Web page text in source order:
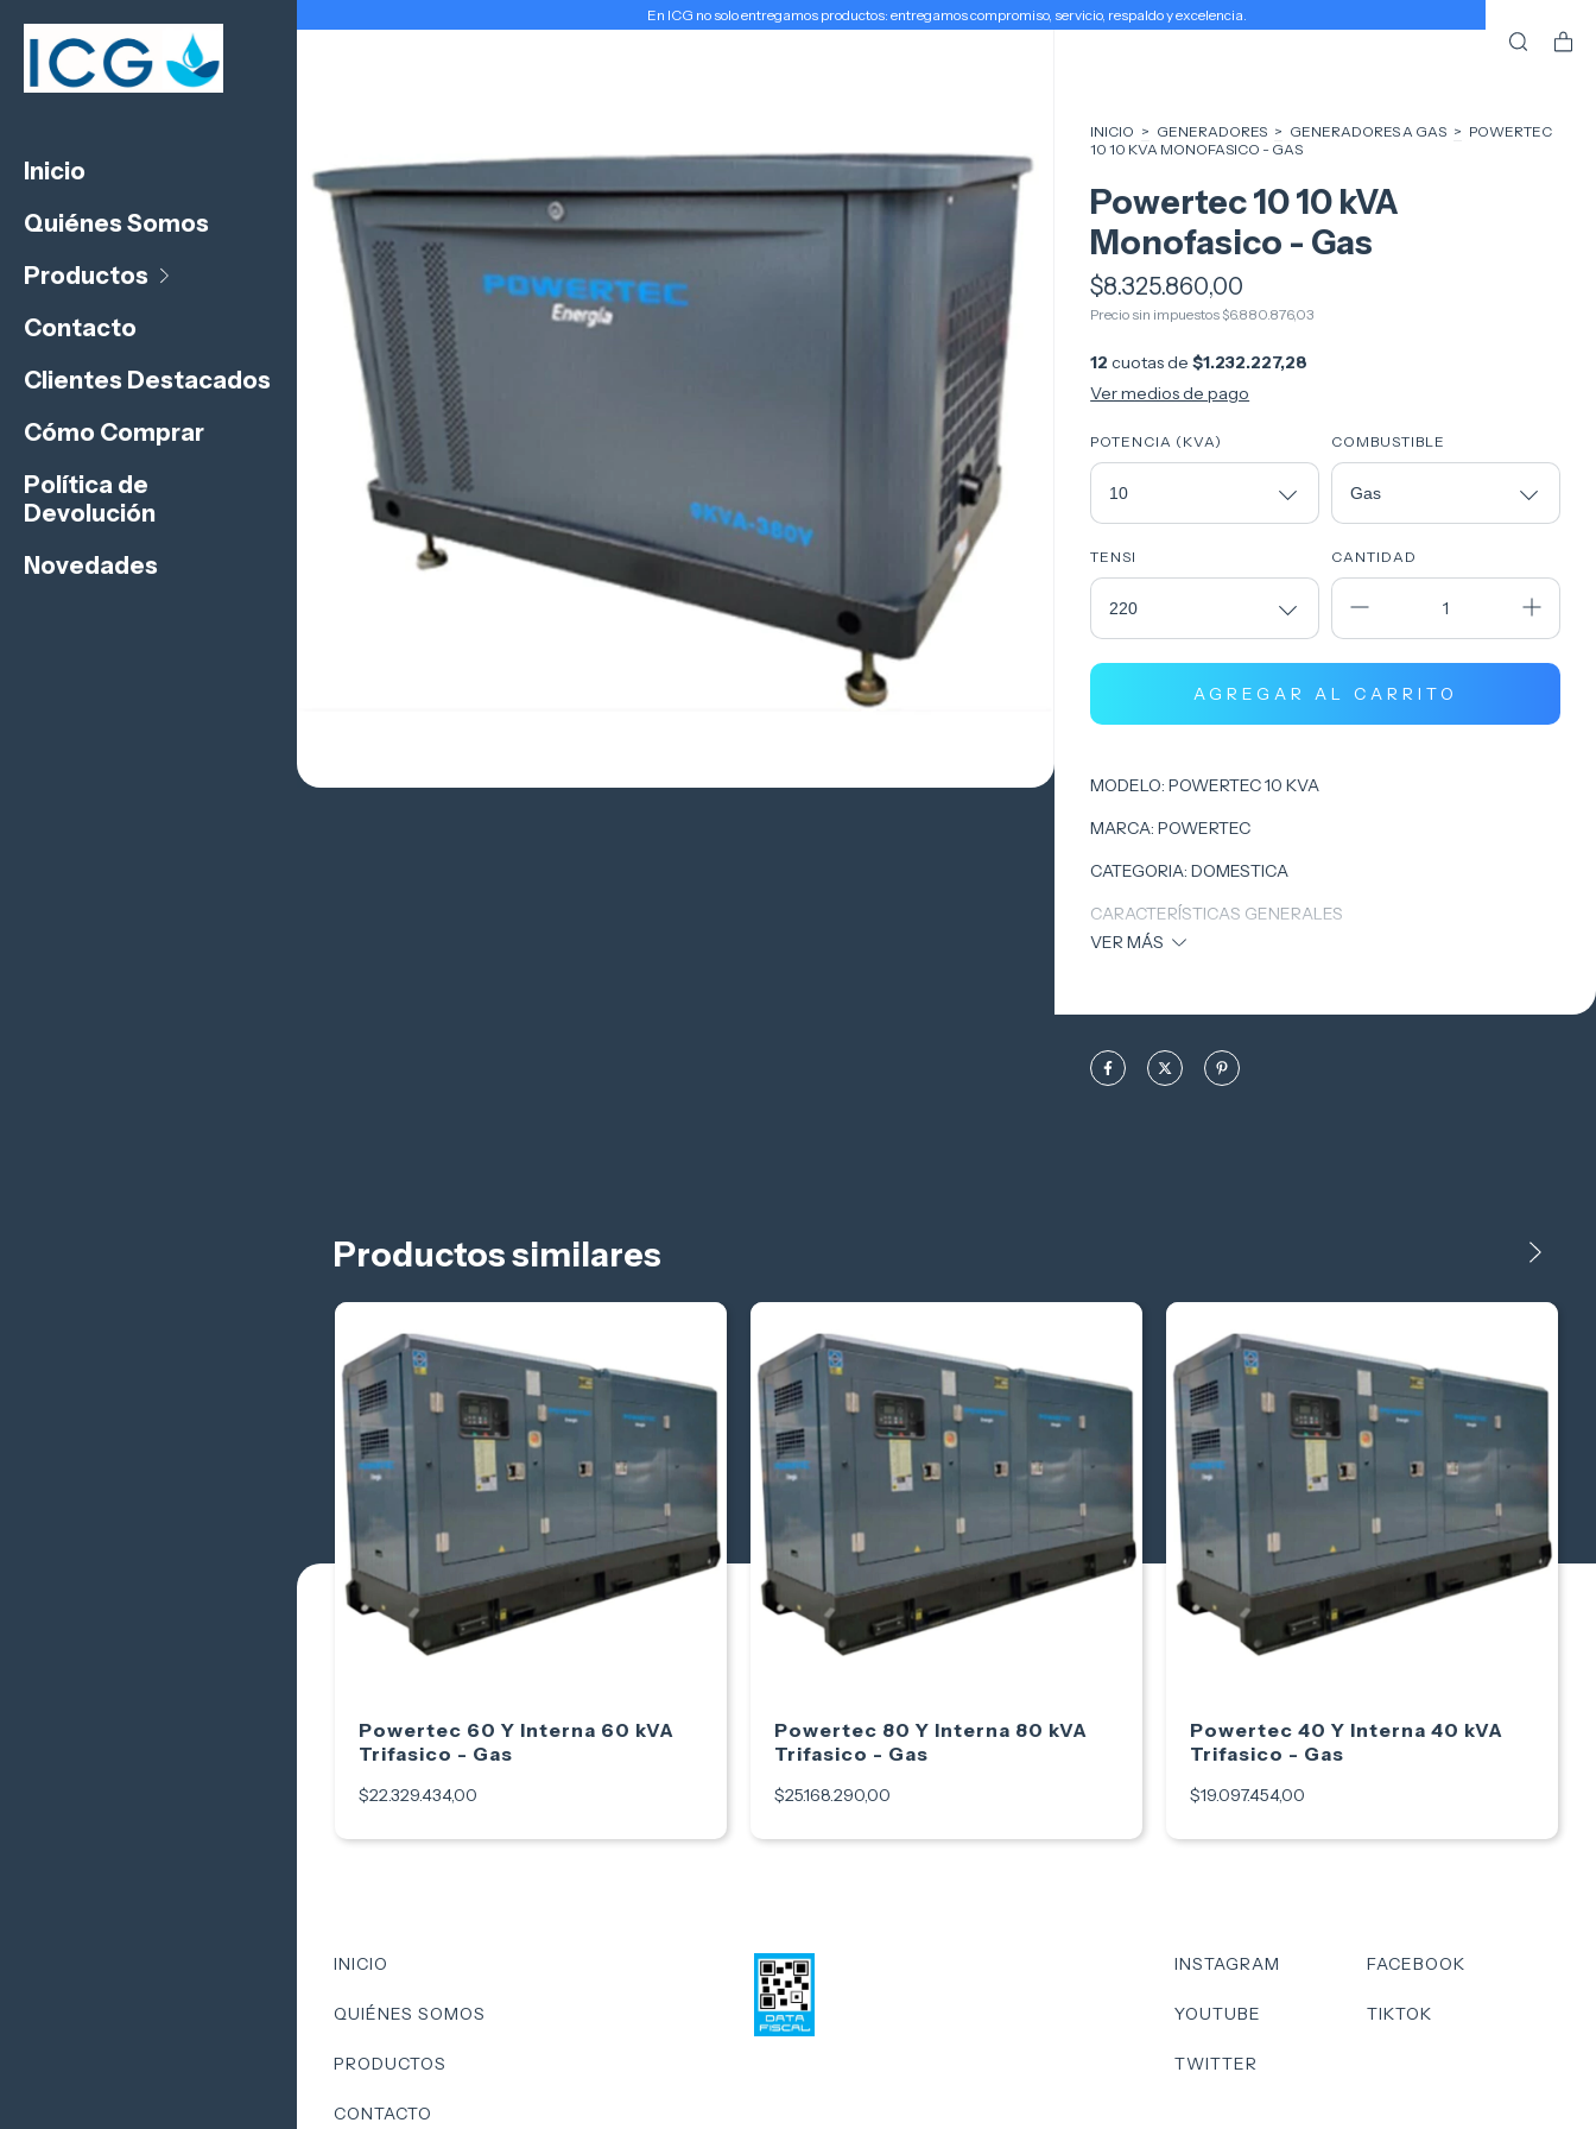
Inicio
Quiénes Somos
Productos
Contacto
Clientes Destacados
Cómo Comprar
Política de
Devolución
Novedades
En ICG no solo entregamos productos: entregamos compromiso, servicio, respaldo y excelencia.
INICIO > GENERADORES > GENERADORES A GAS > POWERTEC
10 10 KVA MONOFASICO - GAS
Powertec 10 10 kVA
Monofasico - Gas
$8.325.860,00
Precio sin impuestos $6.880.876,03
12 cuotas de$1.232.227,28
Ver medios de pago
POTENCIA (KVA) COMBUSTIBLE
TENSI CANTIDAD
MODELO: POWERTEC 10 KVA
MARCA: POWERTEC
CATEGORIA: DOMESTICA
CARACTERÍSTICAS GENERALES
Peso neto: 225 Kg
Sistema de transferencia: Automática incluida
Tipo de combustible: Gas
Arranque: Eléctrico
Emergencia: Botón de parada de emergencia
Tipo de admisión: Aspirado
VER MÁS
Productos similares
Powertec 60 Y Interna 60 kVA
Trifasico - Gas
$22.329.434,00
Powertec 80 Y Interna 80 kVA
Trifasico - Gas
$25.168.290,00
Powertec 40 Y Interna 40 kVA
Trifasico - Gas
$19.097.454,00
INICIO
QUIÉNES SOMOS
PRODUCTOS
CONTACTO
INSTAGRAM FACEBOOK
YOUTUBE TIKTOK
TWITTER